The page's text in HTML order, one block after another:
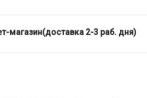
магазин(доставка 2-3 раб. дня)